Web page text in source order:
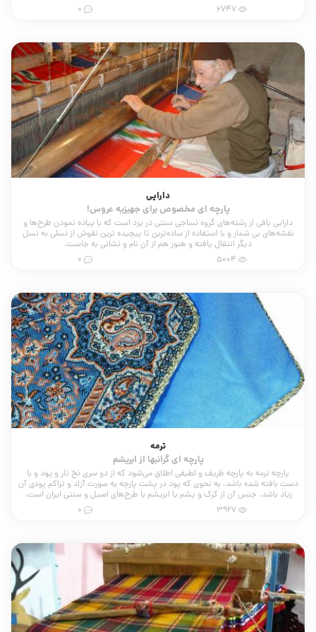
6747
دارایی
پارچه ای مخصوص برای جهیزیه عروس!
دارایی بافی از رشته‌های گروه نساجی سنتی در یزد است که با پیاده نمودن طرح‌ها و
نقشه‌های بی شمار و با استفاده از ساده‌ترین تا پیچیده ترین نقوش از نسلی به نسل
دیگر انتقال یافته و هنوز هم از آن نام و نشانی به جاست.
ترمه
پارچه ای گرانبها از ابریشم
پارچه ترمه به پارچه ظریف و لطیفی اطلاق می‌شود که از دو سری نخ تار و پود و با
دست بافته شده باشد، به نحوی که پود در پشت پارچه به صورت آزاد و تراکم پودی آن
زیاد باشد. جنس آن از کرک و پشم یا ابریشم با طرح‌های اصیل و سنتی ایران است.
3927